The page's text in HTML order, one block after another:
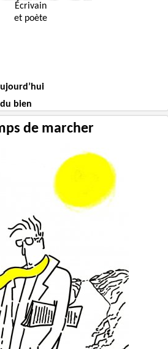
Écrivain
et poète
bien
de marcher